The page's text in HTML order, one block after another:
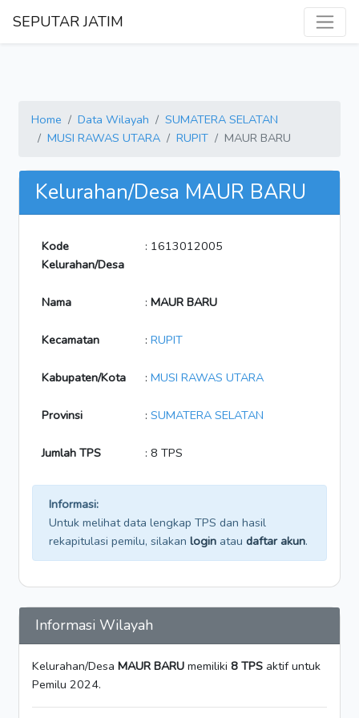
SEPUTAR JATIM
Home Data Wilayah
SUMATERA SELATAN
MUSI RAWAS UTARA
RUPIT MAUR BARU
Kelurahan/Desa MAUR BARU
Kode
Kelurahan/Desa
: 1613012005
Nama : MAUR BARU
Kecamatan : RUPIT
Kabupaten/Kota : MUSI RAWAS UTARA
Provinsi : SUMATERA SELATAN
Jumlah TPS : 8 TPS
Informasi:
Untuk melihat data lengkap TPS dan hasil
rekapitulasi pemilu, silakan login atau daftar akun.
Informasi Wilayah
Kelurahan/Desa MAUR BARU memiliki 8 TPS aktif untuk
Pemilu 2024.